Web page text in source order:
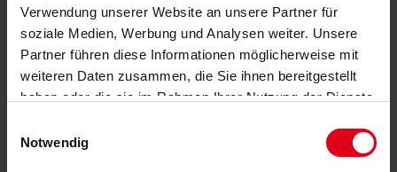
Verwendung unserer Website an unsere Partner für
soziale Medien, Werbung und Analysen weiter. Unsere
Partner führen diese Informationen möglicherweise mit
weiteren Daten zusammen, die Sie ihnen bereitgestellt
haben oder die sie im Rahmen Ihrer Nutzung der Dienste
Notwendig